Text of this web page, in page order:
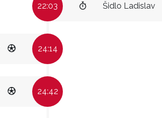
22:03 Šidlo Ladislav
24:14
24:42